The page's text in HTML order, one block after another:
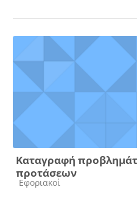
Καταγραφή
προτάσεων
Κατηγορία μαθήματος
Εφοριακοί